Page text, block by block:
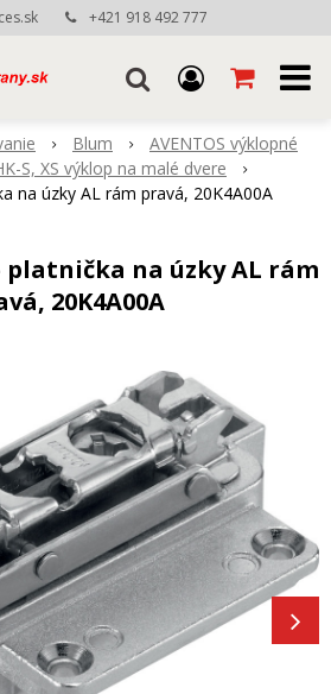
+421 918 492 777
Blum
AVENTOS výklopné
S, XS výklop na malé dvere
na úzky AL rám pravá, 20K4A00A
- platnička na úzky AL rám
20K4A00A